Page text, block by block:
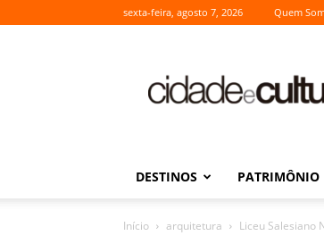
sexta-feira, agosto 7, 2026 Quem
Cultura
DESTINOS PATRIMÔNIO
Início arquitetura Liceu Salesiano